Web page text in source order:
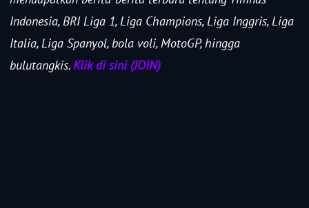
Indonesia, BRI Liga 1, Liga Champions, Liga Inggris, Liga
Italia, Liga Spanyol, bola voli, MotoGP, hingga
bulutangkis.Klik di sini (JOIN)